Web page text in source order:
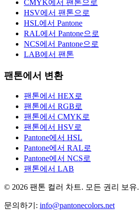
CMYK에서 팬톤으로
HSV에서 팬톤으로
HSL에서 Pantone
RAL에서 Pantone으로
NCS에서 Pantone으로
LAB에서 팬톤
팬톤에서 변환
팬톤에서 HEX로
팬톤에서 RGB로
팬톤에서 CMYK로
팬톤에서 HSV로
Pantone에서 HSL
Pantone에서 RAL로
Pantone에서 NCS로
팬톤에서 LAB
© 2026 팬톤 컬러 차트. 모든 권리 보유.
문의하기 : info@pantonecolors.net